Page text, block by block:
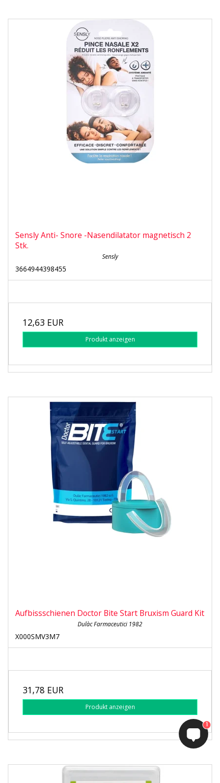
Sensly Anti- Snore -Nasendilatator magnetisch 2
Stk.
Sensly
3664944398455
12,63 EUR
Produkt anzeigen
Aufbissschienen Doctor Bite Start Bruxism Guard Kit
Dulàc Farmaceutici 1982
X000SMV3M7
31,78 EUR
Produkt anzeigen
1